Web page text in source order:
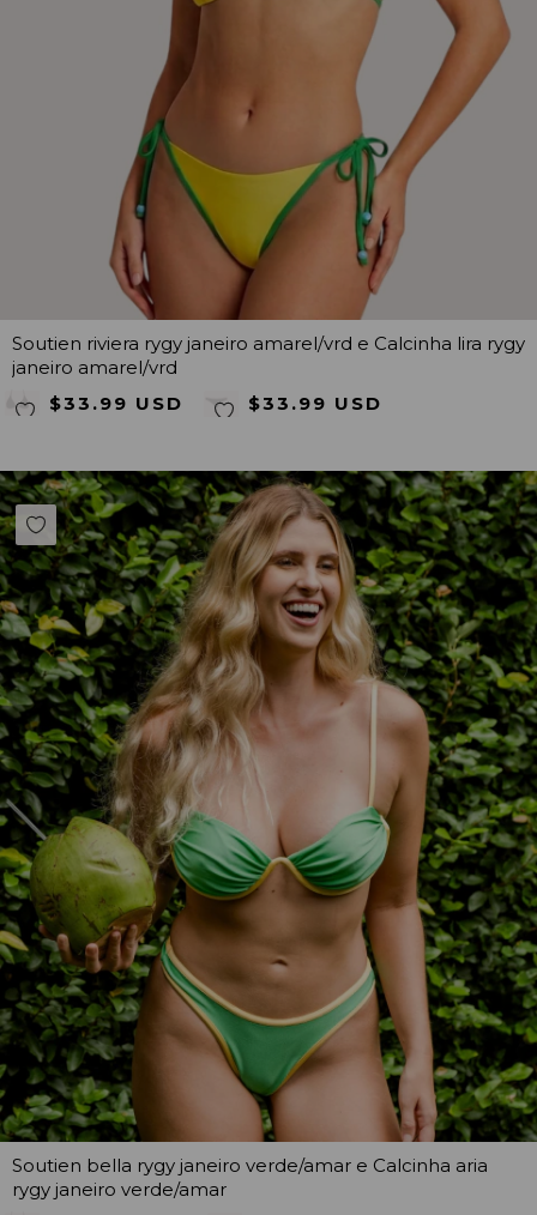
Soutien riviera rygy janeiro amarel/vrd e Calcinha lira rygy
janeiro amarel/vrd
$33.99 USD
$33.99 USD
Soutien bella rygy janeiro verde/amar e Calcinha aria
rygy janeiro verde/amar